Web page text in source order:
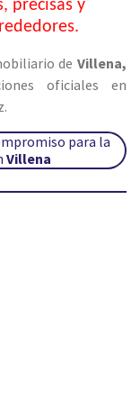
precisas y
de Villena,
oficiales en
para la
Villena